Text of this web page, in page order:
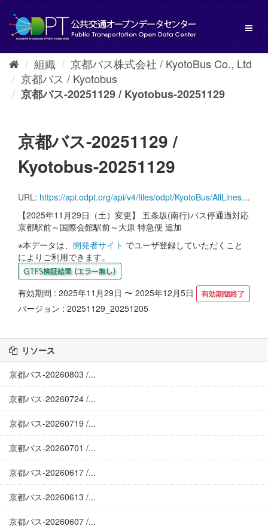
し
組織
京都バス株式会社 / KyotoBus Co., Ltd
京都バス / Kyotobus
京都バス-20251129 / Kyotobus-20251129
京都バス-20251129 /
Kyotobus-20251129
URL: https://api.odpt.org/api/v4/files/odpt/KyotoBus/AllLinesAnotherversion.zip?date=20251129&acl:consumerKey=[アクセストークン/YOUR_ACCESS_TOKEN]
【2025年11月29日（土）変更】 五条坂(南行)バス停通過対応
京都駅前～国際会館駅前～大原 特急便 追加
※本データは、 開発者サイト でユーザ登録していただくこと
によりご利用できます。
有効期間 : 2025年11月29日 〜 2025年12月5日
バージョン : 20251129_20251205
リソース
京都バス-20260803 /...
京都バス-20260724 /...
京都バス-20260719 /...
京都バス-20260701 /...
京都バス-20260617 /...
京都バス-20260613 /...
京都バス-20260607 /...